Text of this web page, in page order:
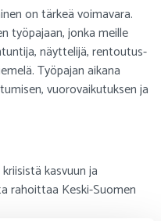
on tärkeä voimavara.
työpajaan, jonka meille
näyttelijä, rentoutus-
Työpajan aikana
vuorovaikutuksen ja
kasvuun ja
rahoittaa Keski-Suomen